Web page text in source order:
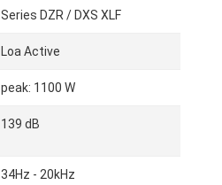
Series DZR / DXS XLF
Loa Active
peak: 1100 W
139 dB
34Hz - 20kHz